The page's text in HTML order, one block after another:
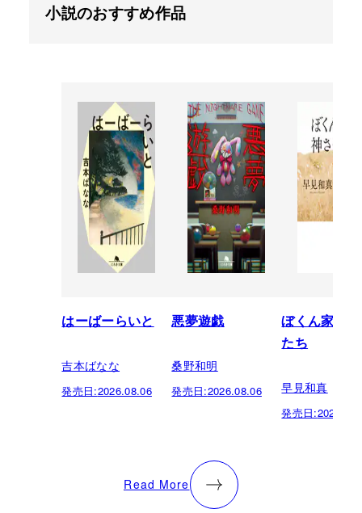
小説のおすすめ作品
はーばーらいと
吉本ばなな
発売日:2026.08.06
悪夢遊戯
桑野和明
発売日:2026.08.06
ぼくん家の
たち
早見和真
発売日:
Read More